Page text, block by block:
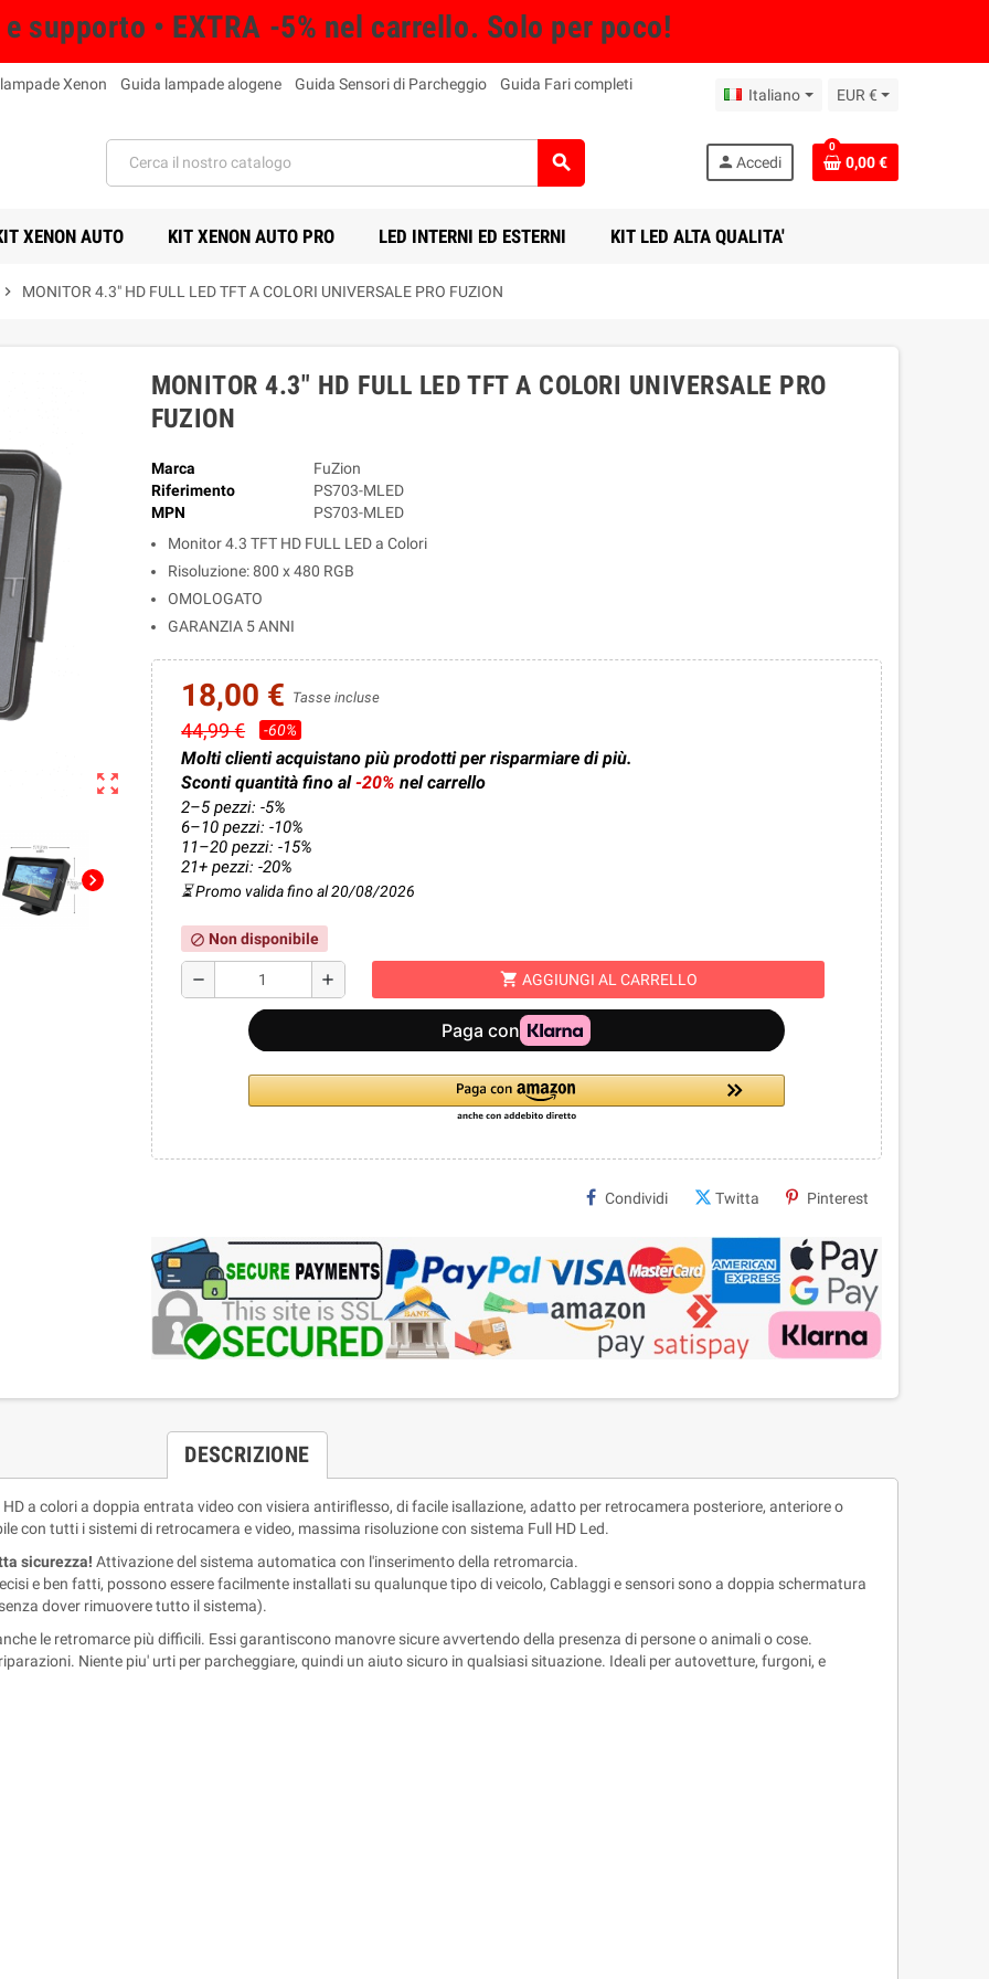
supporto • EXTRA -5% nel carrello. Solo per poco!
Xenon Guida lampade alogene Guida Sensori di Parcheggio
Guida Fari completi
Italiano EUR €
search person Accedi
0
0,00 €
XENON AUTO KIT XENON AUTO PRO LED INTERNI ED ESTERNI KIT LED ALTA QUALITA'
chevron_right MONITOR 4.3" HD FULL LED TFT A COLORI UNIVERSALE PRO FUZION
zoom_out_map
chevron_right
MONITOR 4.3" HD FULL LED TFT A COLORI UNIVERSALE PRO
FUZION
Marca
FuZion
Riferimento
PS703-MLED
MPN
PS703-MLED
Monitor 4.3 TFT HD FULL LED a Colori
Risoluzione: 800 x 480 RGB
OMOLOGATO
GARANZIA 5 ANNI
18,00 € Tasse incluse
44,99 € -60%
Molti clienti acquistano più prodotti per risparmiare di più.
Sconti quantità fino al-20% nel carrello
2–5 pezzi: -5%
6–10 pezzi: -10%
11–20 pezzi: -15%
21+ pezzi: -20%
⏳ Promo valida fino al 20/08/2026
block Non disponibile
remove add shopping_cart AGGIUNGI AL CARRELLO
Condividi Twitta Pinterest
DESCRIZIONE
a colori a doppia entrata video con visiera antiriflesso, di facile isallazione, adatto per retrocamera posteriore, anteriore o
con tutti i sistemi di retrocamera e video, massima risoluzione con sistema Full HD Led.
sicurezza! Attivazione del sistema automatica con l'inserimento della retromarcia.
e ben fatti, possono essere facilmente installati su qualunque tipo di veicolo, Cablaggi e sensori sono a doppia schermatura
dover rimuovere tutto il sistema).
le retromarce più difficili. Essi garantiscono manovre sicure avvertendo della presenza di persone o animali o cose.
Niente piu' urti per parcheggiare, quindi un aiuto sicuro in qualsiasi situazione. Ideali per autovetture, furgoni, e